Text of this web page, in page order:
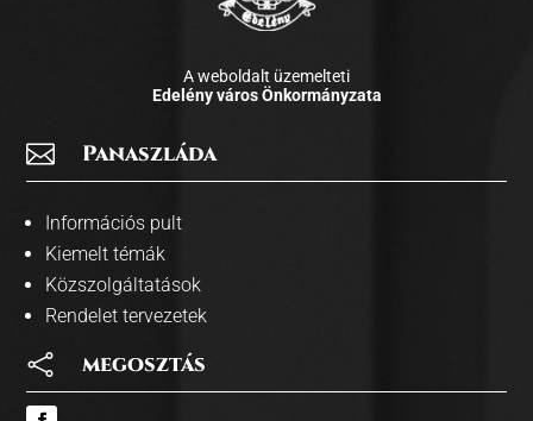
A weboldalt üzemelteti
Edelény város Önkormányzata
 Panaszláda
Információs pult
Kiemelt témák
Közszolgáltatások
Rendelet tervezetek
 megosztás